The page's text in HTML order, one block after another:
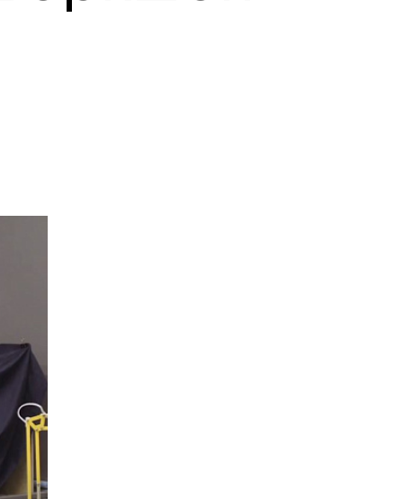
Маркетинг
Онлайн
Карта профессий